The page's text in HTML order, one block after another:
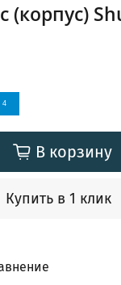
(корпус)
4
В корзину
Купить в 1 клик